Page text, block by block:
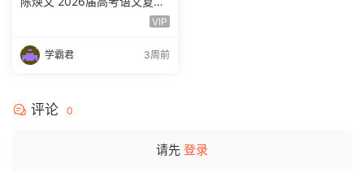
网课 高三语文 一二三轮视频
VIP
学霸君 3周前
评论 0
请先 登录